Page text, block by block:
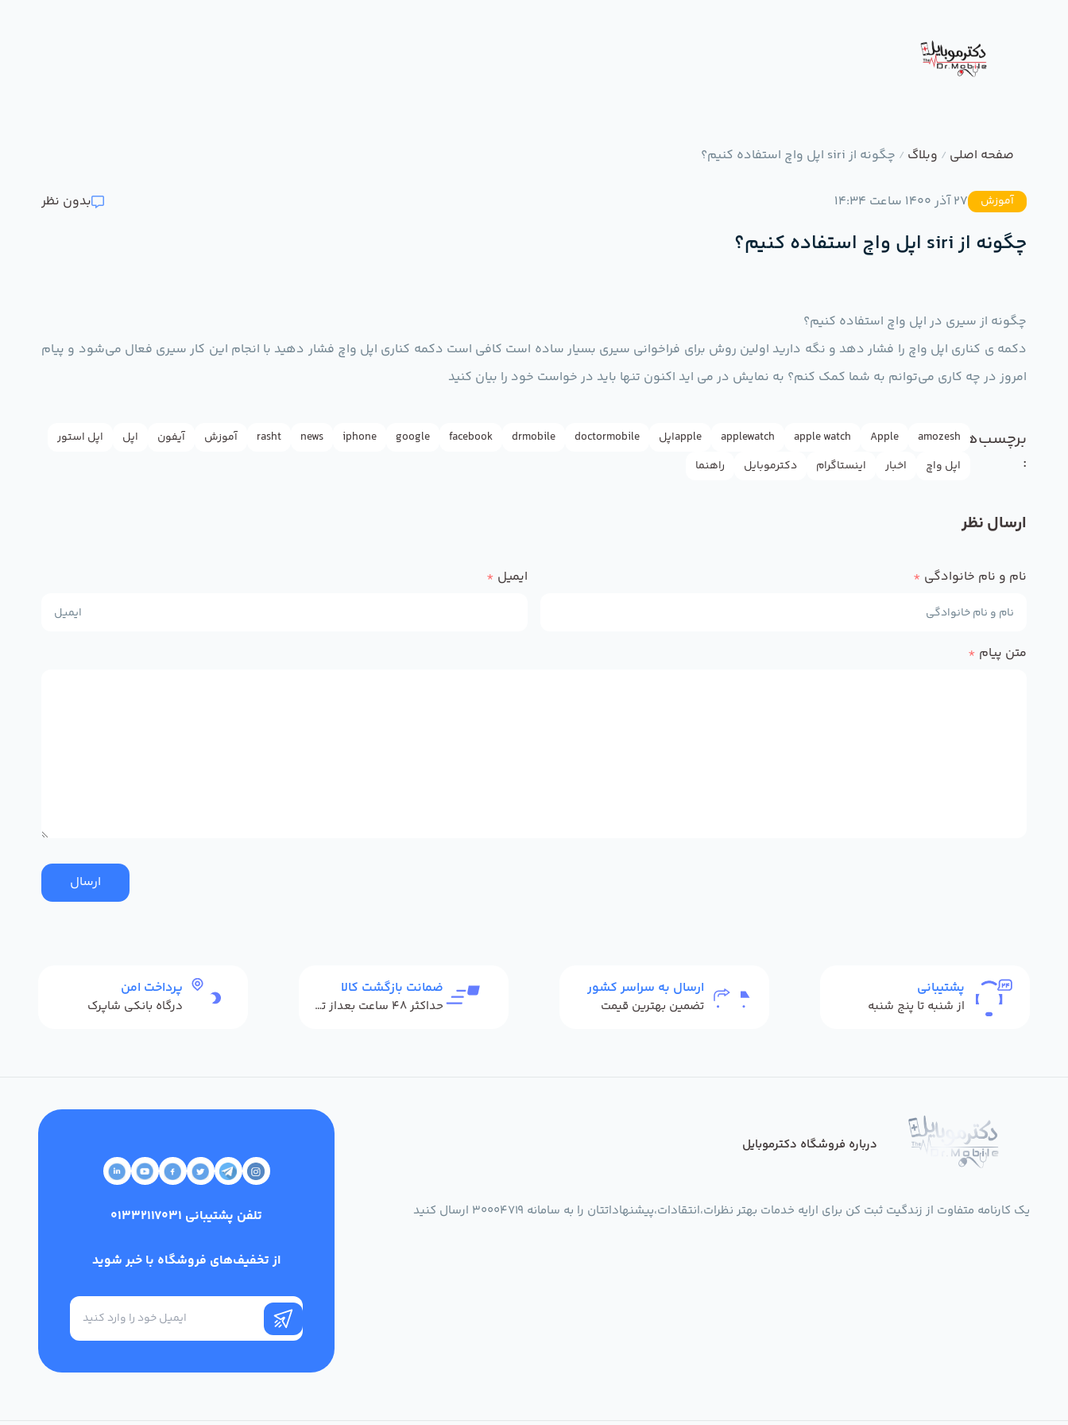
صفحه اصلی / وبلاگ / چگونه از siri اپل واچ استفاده کنیم؟
آموزش 27 آذر 1400 ساعت 14:34 بدون نظر
چگونه از siri اپل واچ استفاده کنیم؟
چگونه از سیری در اپل واچ استفاده کنیم؟
دکمه ی کناری اپل واچ را فشار دهد و نگه دارید اولین روش برای فراخوانی سیری بسیار ساده است کافی است دکمه کناری اپل واچ فشار دهید با انجام این کار سیری فعال می‌شود و پیام
امروز در چه کاری می‌توانم به شما کمک کنم؟ به نمایش در می اید اکنون تنها باید در خواست خود را بیان کنید
برچسب‌ها
:
amozesh
Apple
apple watch
applewatch appleاپل doctormobile
drmobile
facebook
google
iphone
news
rasht آموزش آیفون اپل
اپل استور
اپل واچ
اخبار اینستاگرام دکترموبایل راهنما
ارسال نظر
نام و نام خانوادگی * ایمیل *
متن پیام *
ارسال
پشتیبانی
از شنبه تا پنج شنبه
ارسال به سراسر کشور
تضمین بهترین قیمت
ضمانت بازگشت کالا
حداکثر 48 ساعت بعداز تحویل
پرداخت امن
درگاه بانکی شاپرک
درباره فروشگاه دکترموبایل
یک کارنامه متفاوت از زندگیت ثبت کن برای ارایه خدمات بهتر نظرات،انتقادات،پیشنهاداتتان را به سامانه 30004719 ارسال کنید تلفن پشتیبانی 01332117031
از تخفیف‌های فروشگاه با خبر شوید